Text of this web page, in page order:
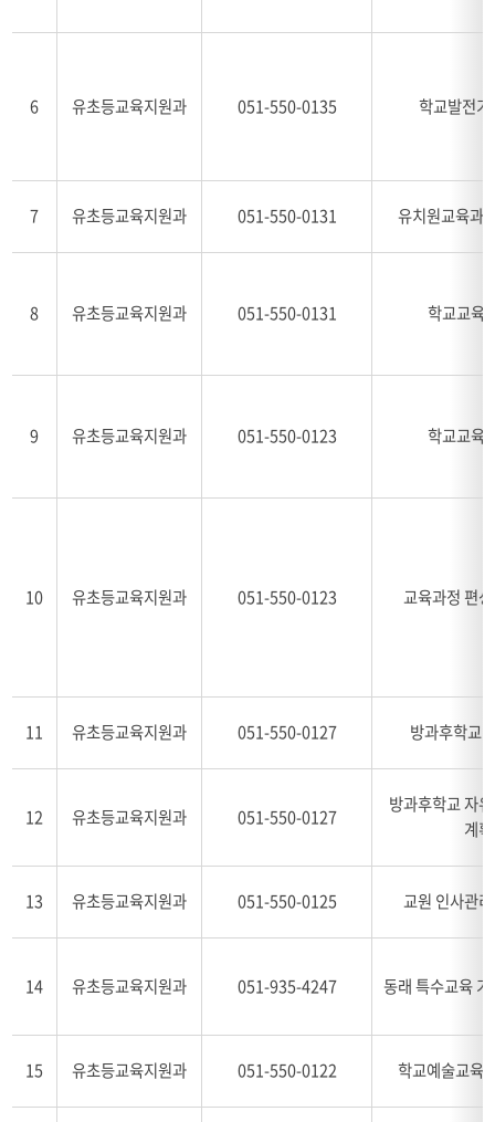
6 유초등교육지원과 051-550-0135 학교발전
7 유초등교육지원과 051-550-0131 유치원교육과
8 유초등교육지원과 051-550-0131 학교교육
9 유초등교육지원과 051-550-0123 학교교육
10 유초등교육지원과 051-550-0123 교육과정 편
11 유초등교육지원과 051-550-0127 방과후학교
12 유초등교육지원과 051-550-0127
방과후학교 자
계획
13 유초등교육지원과 051-550-0125 교원 인사관
14 유초등교육지원과 051-935-4247 동래 특수교육
15 유초등교육지원과 051-550-0122 학교예술교육